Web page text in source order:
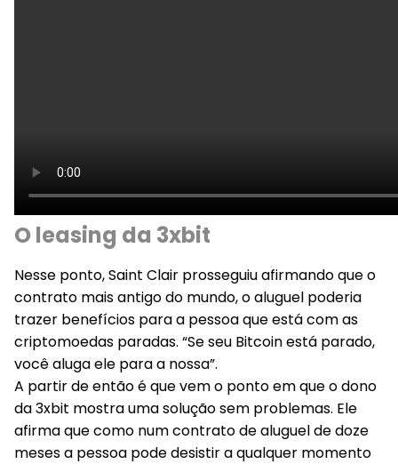
O leasing da 3xbit
Nesse ponto, Saint Clair prosseguiu afirmando que o
contrato mais antigo do mundo, o aluguel poderia
trazer benefícios para a pessoa que está com as
criptomoedas paradas. “Se seu Bitcoin está parado,
você aluga ele para a nossa”.
A partir de então é que vem o ponto em que o dono
da 3xbit mostra uma solução sem problemas. Ele
afirma que como num contrato de aluguel de doze
meses a pessoa pode desistir a qualquer momento